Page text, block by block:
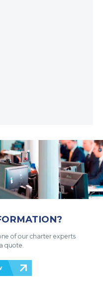
of our charter experts
quote.